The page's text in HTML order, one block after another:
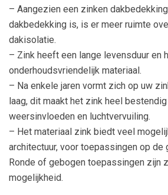
– Aangezien een zinken
dakbedekking is, is er meer ruimte
dakisolatie.
– Zink heeft een lange levensduur en
onderhoudsvriendelijk materiaal.
– Na enkele jaren vormt zich op uw
laag, dit maakt het zink heel
weersinvloeden en luchtvervuiling.
– Het materiaal zink biedt veel
architectuur, voor toepassingen op de
Ronde of gebogen toepassingen zijn
mogelijkheid.